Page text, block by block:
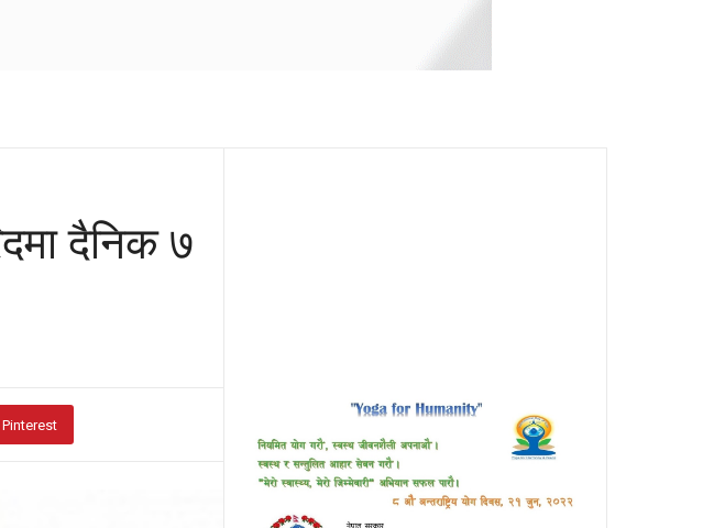
दैनिक ७
Pinterest